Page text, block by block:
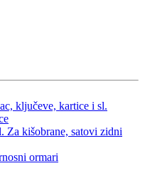
ključeve, kartice i sl.
Za kišobrane, satovi zidni
ormari